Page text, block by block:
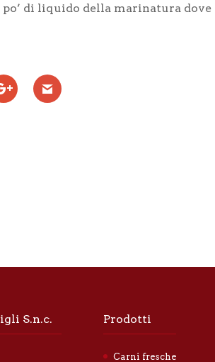
di liquido della marinatura dove
S.n.c. Prodotti
Carni fresche